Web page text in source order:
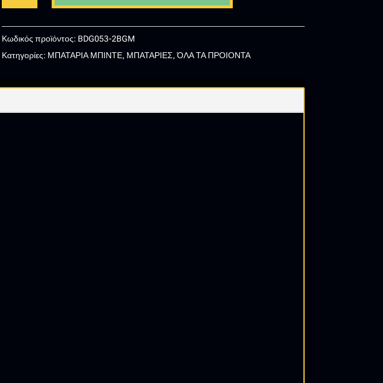
ΜΠΙΝΤΕ
ΜΑΥΡΗ
ποσότητα
Κωδικός προϊόντος: BDG053-2BGM
Κατηγορίες: ΜΠΑΤΑΡΙΑ ΜΠΙΝΤΕ, ΜΠΑΤΑΡΙΕΣ,ΌΛΑ ΤΑ ΠΡΟΙΟΝΤΑ